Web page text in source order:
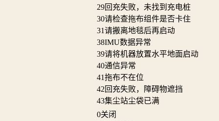
29回充失败，未找到充电桩
30请检查拖布组件是否卡住
31请搬离地毯后再启动
38IMU数据异常
39请将机器放置水平地面启动
40通信异常
41拖布不在位
42回充失败，障碍物遮挡
43集尘站尘袋已满
0关闭